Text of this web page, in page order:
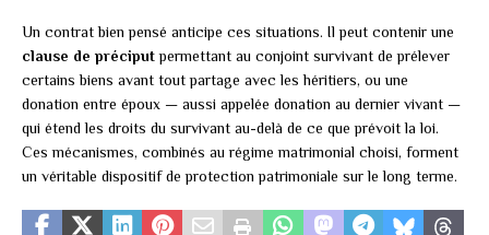
Un contrat bien pensé anticipe ces situations. Il peut contenir une
clause de préciputpermettant au conjoint survivant de prélever
certains biens avant tout partage avec les héritiers, ou une
donation entre époux — aussi appelée donation au dernier vivant —
qui étend les droits du survivant au-delà de ce que prévoit la loi.
Ces mécanismes, combinés au régime matrimonial choisi, forment
un véritable dispositif de protection patrimoniale sur le long terme.